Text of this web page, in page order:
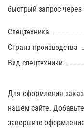
быстрый запрос через
Спецтехника
Страна производства
Вид спецтехники
Для оформления
нашем сайте.
завершите